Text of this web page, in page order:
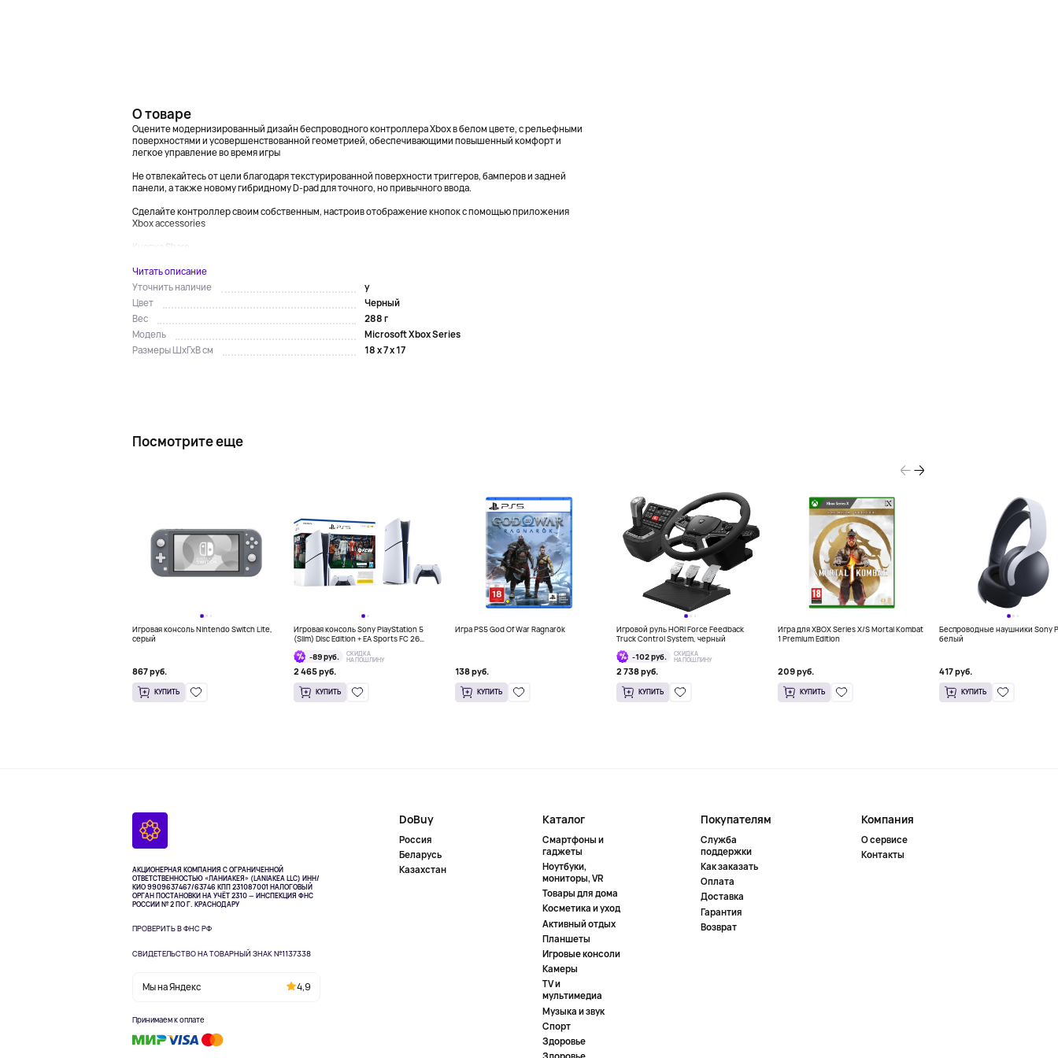
О товаре
Оцените модернизированный дизайн беспроводного контроллера Xbox в белом цвете, с рельефными
поверхностями и усовершенствованной геометрией, обеспечивающими повышенный комфорт и
легкое управление во время игры
Не отвлекайтесь от цели благодаря текстурированной поверхности триггеров, бамперов и задней
панели, а также новому гибридному D-pad для точного, но привычного ввода.
Сделайте контроллер своим собственным, настроив отображение кнопок с помощью приложения
Xbox accessories
Кнопка Share....
Читать описание
Уточнить наличие
y
Цвет
Черный
Вес
288 г
Модель
Microsoft Xbox Series
Размеры ШхГхВ см
18 x 7 x 17
Посмотрите еще
Игровая консоль Nintendo Switch Lite,
серый
867 руб.
КУПИТЬ
Игровая консоль Sony PlayStation 5
(Slim) Disc Edition + EA Sports FC 26
Bundle
-89 руб.
СКИДКА
НА ПОШЛИНУ
2 465 руб.
КУПИТЬ
Игра PS5 God Of War Ragnarök
138 руб.
КУПИТЬ
Игровой руль HORI Force Feedback
Truck Control System, черный
-102 руб.
СКИДКА
НА ПОШЛИНУ
2 738 руб.
КУПИТЬ
Игра для XBOX Series X/S Mortal Kombat
1 Premium Edition
209 руб.
КУПИТЬ
Беспроводные наушники Sony
белый
417 руб.
КУПИТЬ
АКЦИОНЕРНАЯ КОМПАНИЯ С ОГРАНИЧЕННОЙ
ОТВЕТСТВЕННОСТЬЮ «ЛАНИАКЕЯ» (LANIAKEA LLC) ИНН/
КИО 9909637467/63746 КПП 231087001НАЛОГОВЫЙ
ОРГАН ПОСТАНОВКИ НА УЧЁТ 2310 — ИНСПЕКЦИЯ ФНС
РОССИИ № 2 ПО Г. КРАСНОДАРУ
ПРОВЕРИТЬ В ФНС РФ
СВИДЕТЕЛЬСТВО НА ТОВАРНЫЙ ЗНАК №1137338
Мы на Яндекс 4,9
Принимаем к оплате
DoBuy
Россия
Беларусь
Казахстан
Каталог
Смартфоны и
гаджеты
Ноутбуки,
мониторы, VR
Товары для дома
Косметика и уход
Активный отдых
Планшеты
Игровые консоли
Камеры
TV и
мультимедиа
Музыка и звук
Спорт
Здоровье
Покупателям
Служба
поддержки
Как заказать
Оплата
Доставка
Гарантия
Возврат
Компания
О сервисе
Контакты